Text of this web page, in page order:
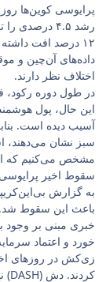
رشد ۴.۵
۱۲ درصد افت
داده‌های آن‌چین و
اختلاف نظر دارند.
در طول دوره رکود،
این حال، پول
آسیب دیده است.
سبز نشان می‌دهند،
مشخص می‌کنیم که
سقوط اخیر پرایوسی
به گزارش
باعث این سقوط شد.
خبری مبنی بر
خورد و اعتماد